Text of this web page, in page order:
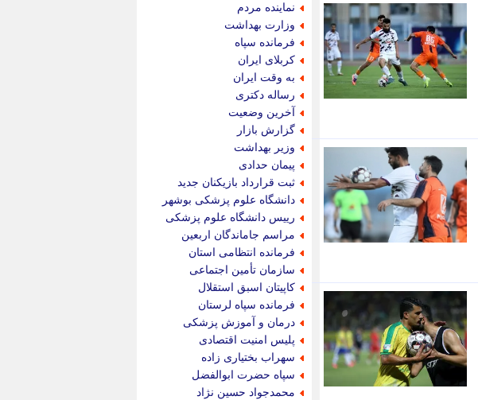
نماینده مردم
وزارت بهداشت
فرمانده سپاه
کربلای ایران
به وقت ایران
رساله دکتری
آخرین وضعیت
گزارش بازار
وزیر بهداشت
پیمان حدادی
ثبت قرارداد بازیکنان جدید
دانشگاه علوم پزشکی بوشهر
رییس دانشگاه علوم پزشکی
مراسم جاماندگان اربعین
فرمانده انتظامی استان
سازمان تأمین اجتماعی
کاپیتان اسبق استقلال
فرمانده سپاه لرستان
درمان و آموزش پزشکی
پلیس امنیت اقتصادی
سهراب بختیاری زاده
سپاه حضرت ابوالفضل
محمدجواد حسین نژاد